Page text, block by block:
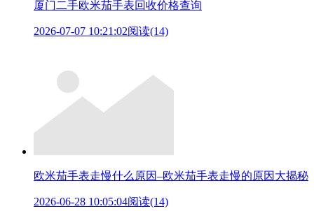
厦门二手欧米茄手表回收价格查询
2026-07-07 10:21:02阅读(14)
欧米茄手表走慢什么原因–欧米茄手表走慢的原因大揭秘
2026-06-28 10:05:04阅读(14)